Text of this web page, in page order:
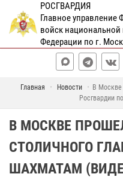
РОСГВАРДИЯ
Главное управление
войск
Федерации по г.
Главная Новости
В Москве
Росгвардии
В МОСКВЕ
СТОЛИЧНОГО
ШАХМАТАМ